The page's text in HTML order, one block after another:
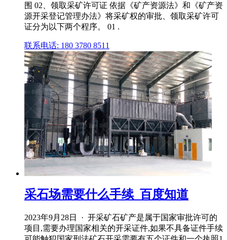
围 02、领取采矿许可证 依据《矿产资源法》和《矿产资
源开采登记管理办法》将采矿权的审批、领取采矿许可
证分为以下两个程序。 01 .
联系电话: 180 3780 8511
采石场需要什么手续_百度知道
2023年9月28日 · 开采矿石矿产是属于国家审批许可的
项目,需要办理国家相关的开采证件,如果不具备证件手续